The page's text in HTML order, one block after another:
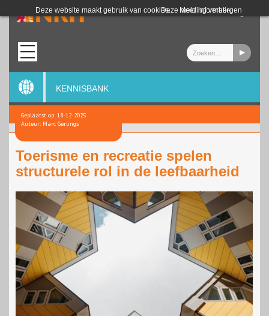
Deze website maakt gebruik van cookies. Meer informatie
Deze melding verbergen
Login
KENNISBANK
Geplaatst op: 18-12-2025
Auteur: Marc Gerlings
Toerisme en recreatie spelen
structurele rol in de leefbaarheid